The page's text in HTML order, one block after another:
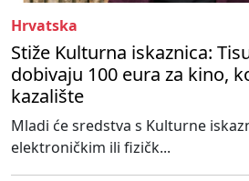
Hrvatska
Stiže Kulturna iskaznica:
dobivaju 100 eura za kino,
kazalište
Mladi će sredstva s Kulturne
elektroničkim ili fizičk...